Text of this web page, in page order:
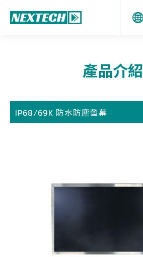
產品介紹
IP68/69K 防水防塵螢幕